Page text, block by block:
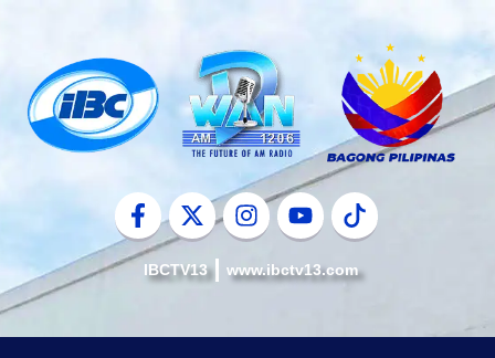
content
IBCTV13 www.ibctv13.com